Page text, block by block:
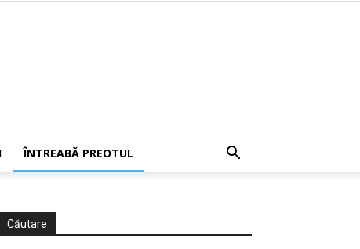
ÎNTREABĂ PREOTUL
Căutare